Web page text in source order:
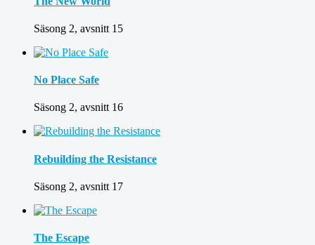
Säsong 2, avsnitt 15
No Place Safe
Säsong 2, avsnitt 16
Rebuilding the Resistance
Säsong 2, avsnitt 17
The Escape